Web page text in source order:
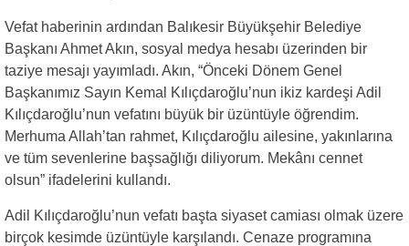
Vefat haberinin ardından Balıkesir Büyükşehir Belediye
Başkanı Ahmet Akın, sosyal medya hesabı üzerinden bir
taziye mesajı yayımladı. Akın, “Önceki Dönem Genel
Başkanımız Sayın Kemal Kılıçdaroğlu’nun ikiz kardeşi Adil
Kılıçdaroğlu’nun vefatını büyük bir üzüntüyle öğrendim.
Merhuma Allah’tan rahmet, Kılıçdaroğlu ailesine, yakınlarına
ve tüm sevenlerine başsağlığı diliyorum. Mekânı cennet
olsun” ifadelerini kullandı.
Adil Kılıçdaroğlu’nun vefatı başta siyaset camiası olmak üzere
birçok kesimde üzüntüyle karşılandı. Cenaze programına